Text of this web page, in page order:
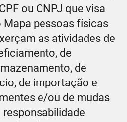
ou CNPJ que visa
Mapa pessoas físicas
as atividades de
de
de
de importação e
e/ou de mudas
responsabilidade